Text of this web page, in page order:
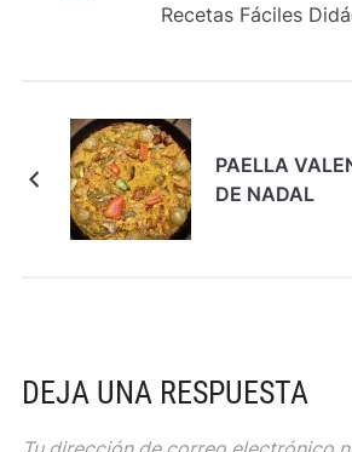
Recetas Fáciles
PAELLA
DE NADAL
DEJA UNA RESPUESTA